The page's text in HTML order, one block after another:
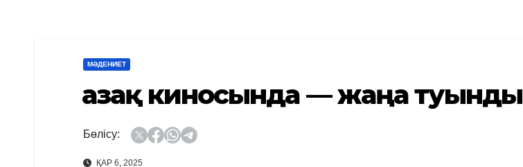
МӘДЕНИЕТ
Қазақ киносында — жаңа туынды
Бөлісу:
ҚАР 6, 2025